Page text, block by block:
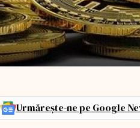
Urmărește-ne pe Google